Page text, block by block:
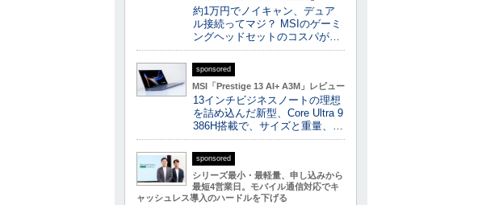
約1万円でノイキャン、デュア
ル接続ってマジ？ MSIのゲーミ
ングヘッドセットのコスパが…
sponsored
MSI「Prestige 13 AI+ A3M」レビュー
13インチビジネスノートの理想
を詰め込んだ新型、Core Ultra 9
386H搭載で、サイズと重量、…
sponsored
シリーズ最小・最軽量、申し込みから
最短4営業日。モバイル通信対応でキ
ャッシュレス導入のハードルを下げる